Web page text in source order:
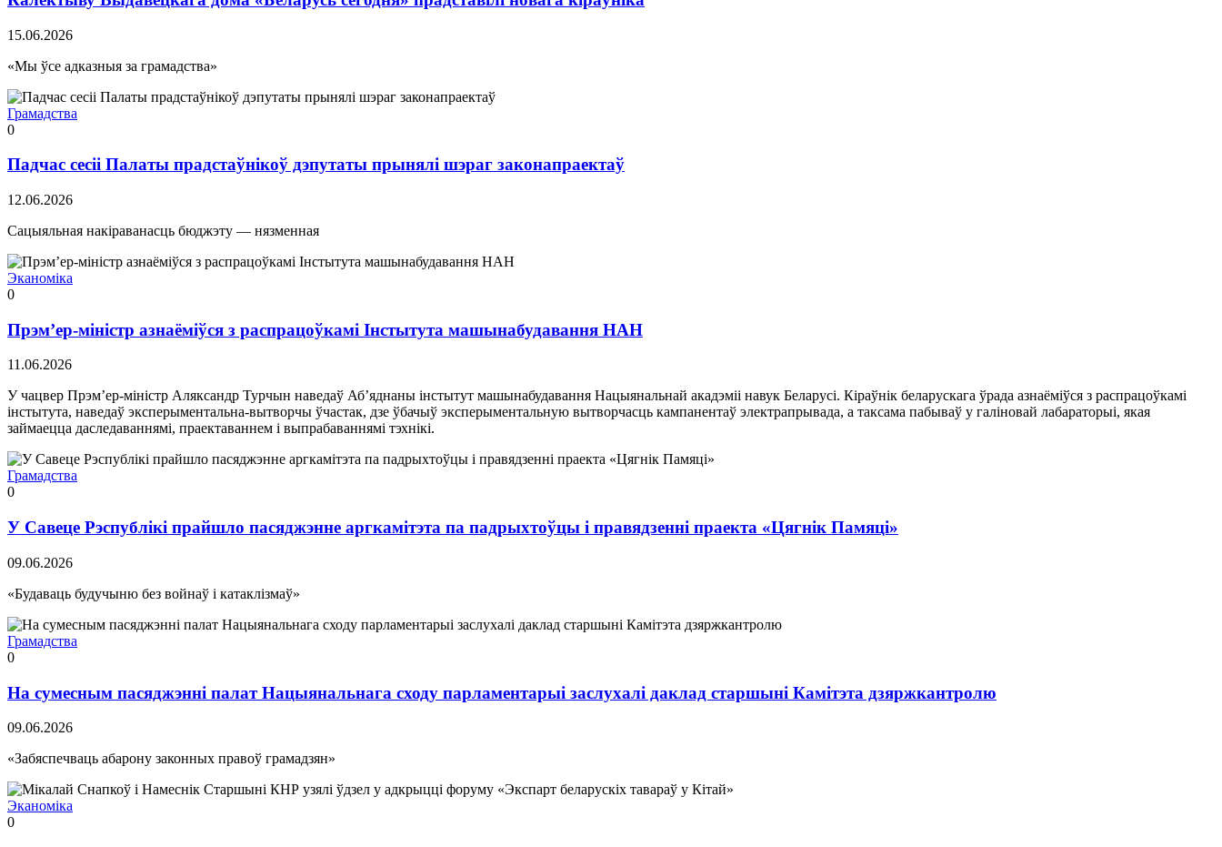
15.06.2026
«Мы ўсе адказныя за грамадства»
Грамадства
0
Падчас сесіі Палаты прадстаўнікоў дэпутаты прынялі шэраг законапраектаў
12.06.2026
Сацыяльная накіраванасць бюджэту — нязменная
Эканоміка
0
Прэм’ер-міністр азнаёміўся з распрацоўкамі Інстытута машынабудавання НАН
11.06.2026
У чацвер Прэм’ер-міністр Аляксандр Турчын наведаў Аб’яднаны інстытут машынабудавання Нацыянальнай акадэміі навук Беларусі. Кіраўнік беларускага ўрада азнаёміўся з распрацоўкамі
інстытута, наведаў эксперыментальна-вытворчы ўчастак, дзе ўбачыў эксперыментальную вытворчасць кампанентаў электрапрывада, а таксама пабываў у галіновай лабараторыі, якая
займаецца даследаваннямі, праектаваннем і выпрабаваннямі тэхнікі.
Грамадства
0
У Савеце Рэспублікі прайшло пасяджэнне аргкамітэта па падрыхтоўцы і правядзенні праекта «Цягнік Памяці»
09.06.2026
«Будаваць будучыню без войнаў і катаклізмаў»
Грамадства
0
На сумесным пасяджэнні палат Нацыянальнага сходу парламентарыі заслухалі даклад старшыні Камітэта дзяржкантролю
09.06.2026
«Забяспечваць абарону законных правоў грамадзян»
Эканоміка
0